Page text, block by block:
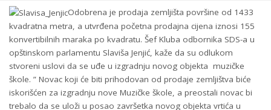
Odobrena je prodaja zemljišta površine od 1433
kvadratna metra, a utvrđena početna prodajna cijena iznosi 155
konvertibilnih maraka po kvadratu. Šef Kluba odbornika SDS-a u
opštinskom parlamentu Slaviša Jenjić, kaže da su odlukom
stvoreni uslovi da se uđe u izgradnju novog objekta muzičke
škole. ” Novac koji će biti prihodovan od prodaje zemljištva biće
iskorišćen za izgradnju nove Muzičke škole, a preostali novac bi
trebalo da se uloži u posao završetka novog objekta vrtića u